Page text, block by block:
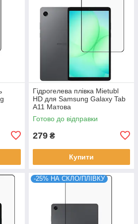
Гідрогелева плівка Mietubl
HD для Samsung Galaxy Tab
A11 Матова
Готово до відправки
279 ₴
Купити
-25% НА СКЛО/ПЛІВКУ